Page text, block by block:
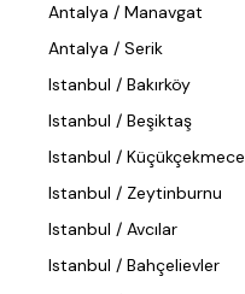
Antalya / Manavgat
Antalya / Serik
Istanbul / Bakırköy
Istanbul / Beşiktaş
Istanbul / Küçükçekmece
Istanbul / Zeytinburnu
Istanbul / Avcılar
Istanbul / Bahçelievler